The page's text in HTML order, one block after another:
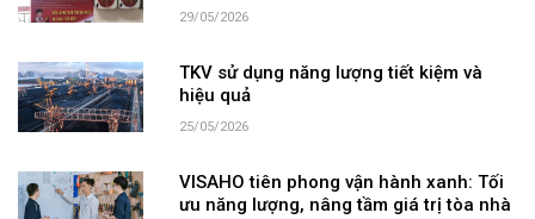
29/05/2026
TKV sử dụng năng lượng tiết kiệm và
hiệu quả
25/05/2026
VISAHO tiên phong vận hành xanh: Tối
ưu năng lượng, nâng tầm giá trị tòa nhà